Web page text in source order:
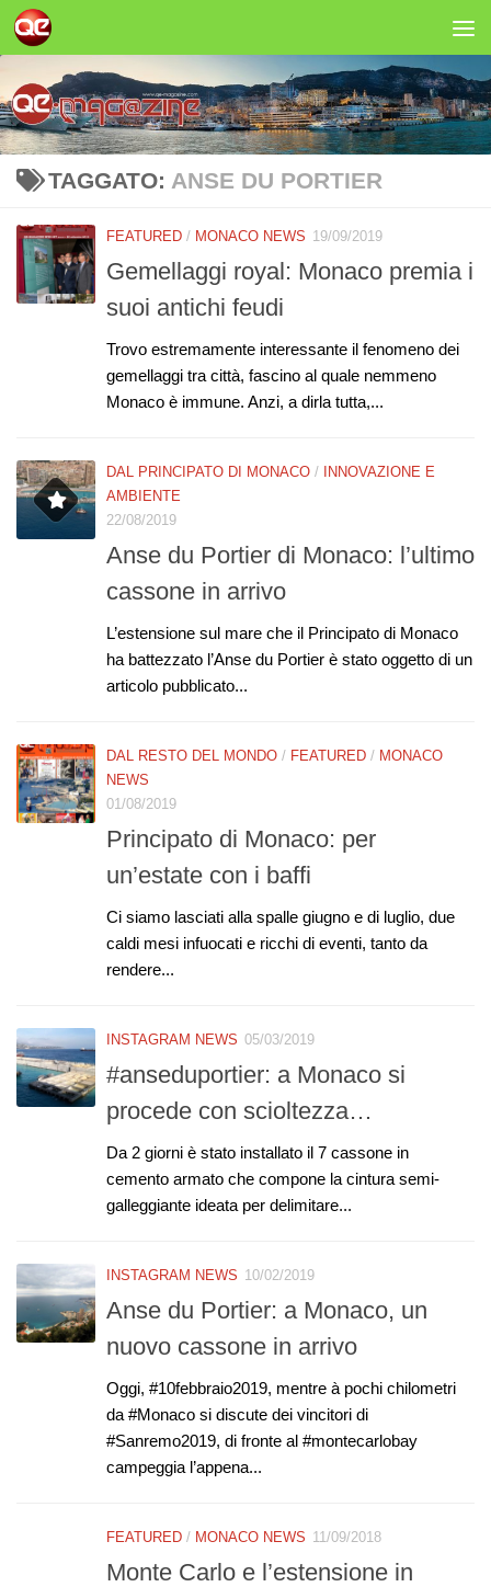
Salta al contenuto
TAGGATO: ANSE DU PORTIER
FEATURED / MONACO NEWS 19/09/2019
Gemellaggi royal: Monaco premia i
suoi antichi feudi
Trovo estremamente interessante il fenomeno dei
gemellaggi tra città, fascino al quale nemmeno
Monaco è immune. Anzi, a dirla tutta,...
DAL PRINCIPATO DI MONACO /
INNOVAZIONE E
AMBIENTE
22/08/2019
Anse du Portier di Monaco: l’ultimo
cassone in arrivo
L’estensione sul mare che il Principato di Monaco
ha battezzato l’Anse du Portier è stato oggetto di un
articolo pubblicato...
DAL RESTO DEL MONDO / FEATURED / MONACO
NEWS
01/08/2019
Principato di Monaco: per
un’estate con i baffi
Ci siamo lasciati alla spalle giugno e di luglio, due
caldi mesi infuocati e ricchi di eventi, tanto da
rendere...
INSTAGRAM NEWS 05/03/2019
#anseduportier: a Monaco si
procede con scioltezza…
Da 2 giorni è stato installato il 7 cassone in
cemento armato che compone la cintura semi-
galleggiante ideata per delimitare...
INSTAGRAM NEWS 10/02/2019
Anse du Portier: a Monaco, un
nuovo cassone in arrivo
Oggi, #10febbraio2019, mentre à pochi chilometri
da #Monaco si discute dei vincitori di
#Sanremo2019, di fronte al #montecarlobay
campeggia l’appena...
FEATURED / MONACO NEWS 11/09/2018
Monte Carlo e l’estensione in